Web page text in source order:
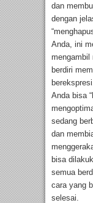
dan
dengan
Anda, ini
mengambil
berdiri
Anda bisa
sedang
dan
bisa
semua
cara yang
selesai.